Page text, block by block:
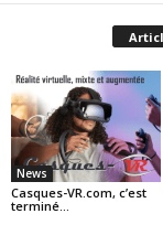
News
Casques-VR.com, c’est
terminé…